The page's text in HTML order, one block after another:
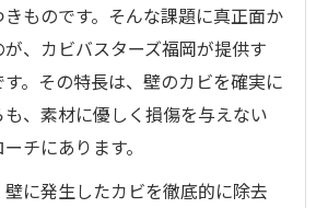
ものです。そんな課題に真正面か
、カビバスターズ福岡が提供す
。その特長は、壁のカビを確実に
、素材に優しく損傷を与えない
チにあります。
に発生したカビを徹底的に除去